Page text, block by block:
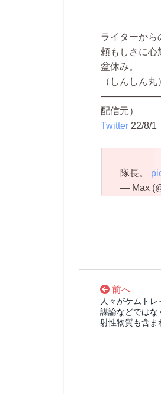
ライターから
頼もしさに心
盆休み。
（しんしん丸
配信元）
Twitter 22/8/1
隊長。
— Max
前へ
人々がケムト
謀論などではな
射性物質も含ま